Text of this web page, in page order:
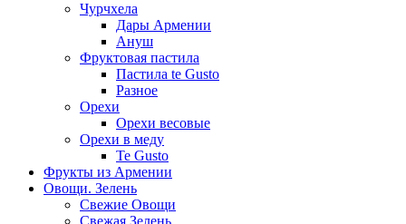
Чурчхела
Дары Армении
Ануш
Фруктовая пастила
Пастила te Gusto
Разное
Орехи
Орехи весовые
Орехи в меду
Te Gusto
Фрукты из Армении
Овощи. Зелень
Свежие Овощи
Свежая Зелень